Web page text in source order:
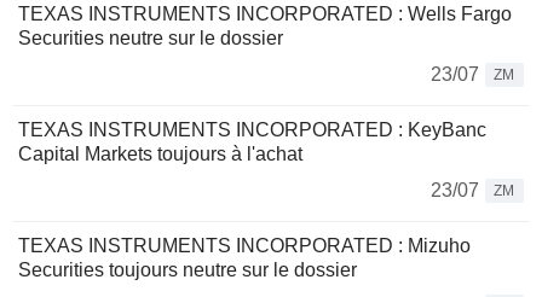
TEXAS INSTRUMENTS INCORPORATED : Wells Fargo
Securities neutre sur le dossier
23/07
ZM
TEXAS INSTRUMENTS INCORPORATED : KeyBanc
Capital Markets toujours à l'achat
23/07
ZM
TEXAS INSTRUMENTS INCORPORATED : Mizuho
Securities toujours neutre sur le dossier